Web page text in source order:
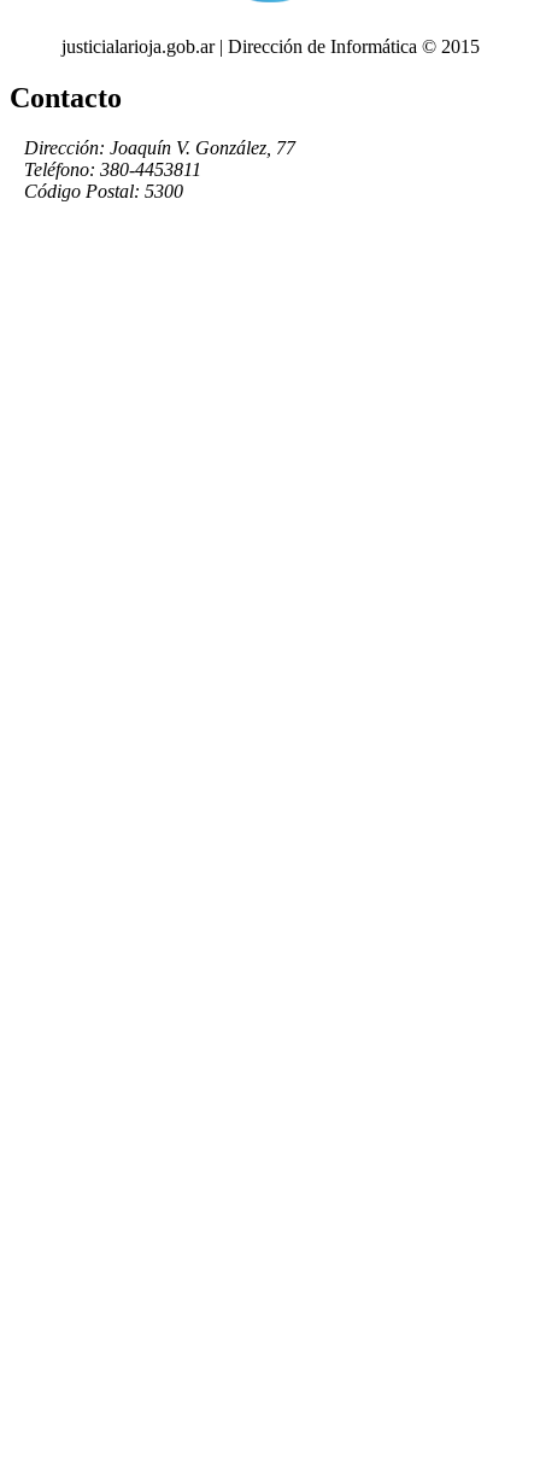
justicialarioja.gob.ar | Dirección de Informática © 2015
Contacto
Dirección: Joaquín V. González, 77
Teléfono: 380-4453811
Código Postal: 5300